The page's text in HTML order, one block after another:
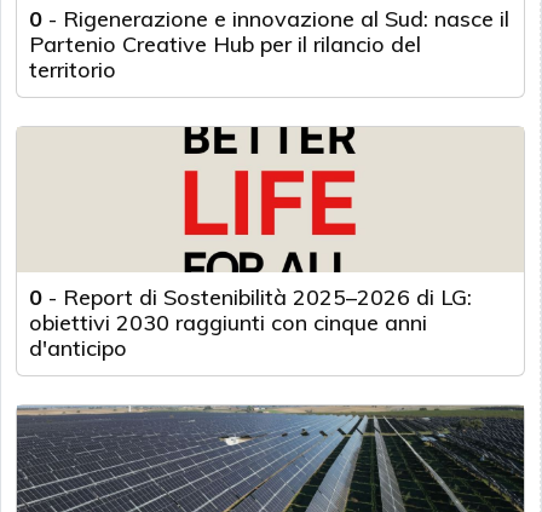
0 - Rigenerazione e innovazione al Sud: nasce il
Partenio Creative Hub per il rilancio del
territorio
0 - Report di Sostenibilità 2025–2026 di LG:
obiettivi 2030 raggiunti con cinque anni
d'anticipo